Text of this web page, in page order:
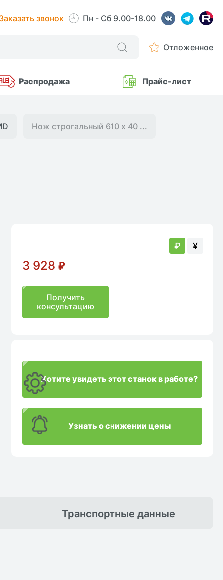
звонок Пн - Сб 9.00-18.00
Отложенное
Распродажа Прайс-лист
Нож строгальный 610 х 40 ...
₽ ¥
3 928 ₽
Получить
консультацию
Хотите увидеть этот станок в работе?
Узнать о снижении цены
Транспортные данные